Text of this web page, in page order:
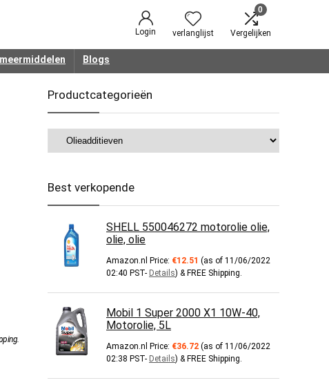
Login verlanglijst
0
Vergelijken
Blogs
.
Productcategorieën
Best verkopende
SHELL 550046272 motorolie olie,
olie, olie
Amazon.nl Price: €12.51 (as of 11/06/2022
02:40 PST- Details) & FREE Shipping.
Mobil 1 Super 2000 X1 10W-40,
Motorolie, 5L
Amazon.nl Price: €36.72 (as of 11/06/2022
02:38 PST- Details) & FREE Shipping.